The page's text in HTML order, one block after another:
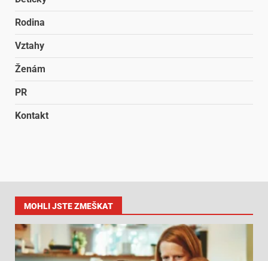
Rodina
Vztahy
Ženám
PR
Kontakt
MOHLI JSTE ZMEŠKAT